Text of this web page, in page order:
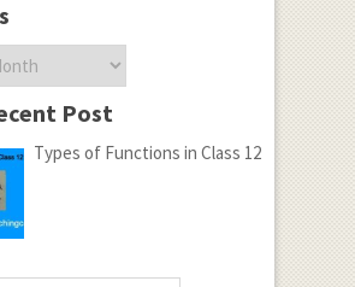
Post
Types of Functions in Class 12